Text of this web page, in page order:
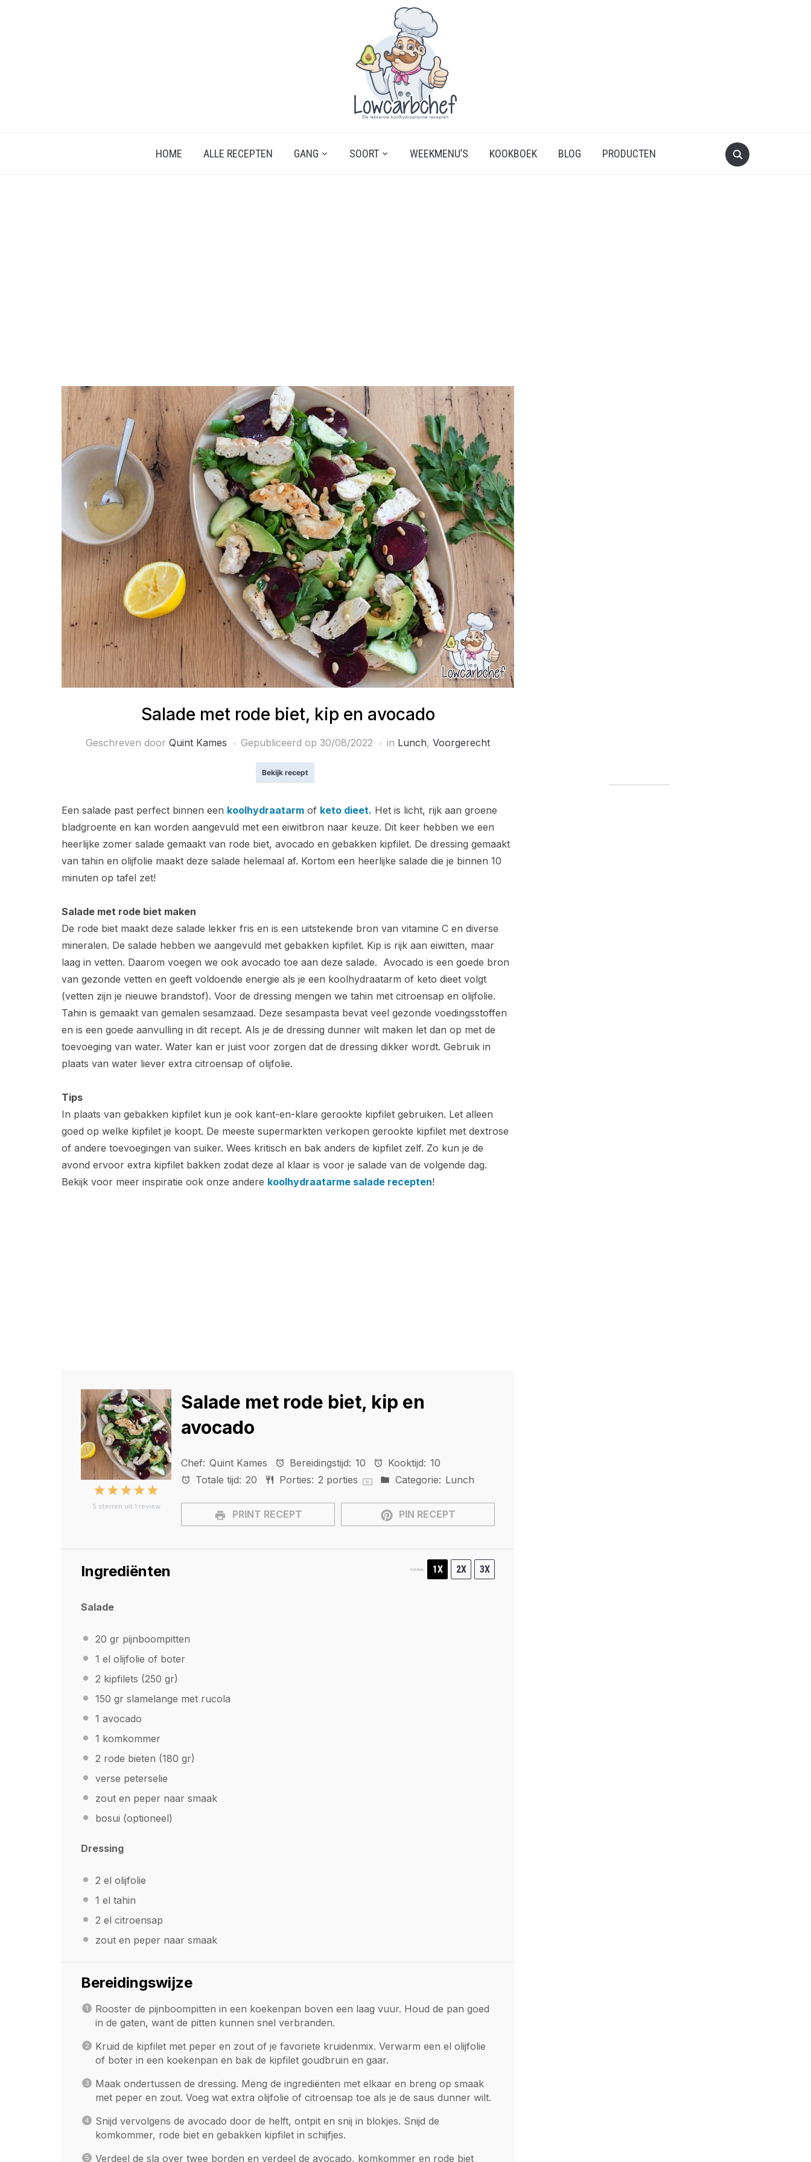
HOME ALLE RECEPTEN GANG SOORT WEEKMENU’S KOOKBOEK BLOG PRODUCTEN
Salade met rode biet, kip en avocado
Geschreven door Quint Kames Gepubliceerd op 30/08/2022 in Lunch, Voorgerecht
Bekijk recept
Een salade past perfect binnen een koolhydraatarm of keto dieet. Het is licht, rijk aan groene
bladgroente en kan worden aangevuld met een eiwitbron naar keuze. Dit keer hebben we een
heerlijke zomer salade gemaakt van rode biet, avocado en gebakken kipfilet. De dressing gemaakt
van tahin en olijfolie maakt deze salade helemaal af. Kortom een heerlijke salade die je binnen 10
minuten op tafel zet!
Salade met rode biet maken
De rode biet maakt deze salade lekker fris en is een uitstekende bron van vitamine C en diverse
mineralen. De salade hebben we aangevuld met gebakken kipfilet. Kip is rijk aan eiwitten, maar
laag in vetten. Daarom voegen we ook avocado toe aan deze salade. Avocado is een goede bron
van gezonde vetten en geeft voldoende energie als je een koolhydraatarm of keto dieet volgt
(vetten zijn je nieuwe brandstof). Voor de dressing mengen we tahin met citroensap en olijfolie.
Tahin is gemaakt van gemalen sesamzaad. Deze sesampasta bevat veel gezonde voedingsstoffen
en is een goede aanvulling in dit recept. Als je de dressing dunner wilt maken let dan op met de
toevoeging van water. Water kan er juist voor zorgen dat de dressing dikker wordt. Gebruik in
plaats van water liever extra citroensap of olijfolie.
Tips
In plaats van gebakken kipfilet kun je ook kant-en-klare gerookte kipfilet gebruiken. Let alleen
goed op welke kipfilet je koopt. De meeste supermarkten verkopen gerookte kipfilet met dextrose
of andere toevoegingen van suiker. Wees kritisch en bak anders de kipfilet zelf. Zo kun je de
avond ervoor extra kipfilet bakken zodat deze al klaar is voor je salade van de volgende dag.
Bekijk voor meer inspiratie ook onze andere koolhydraatarme salade recepten!
Salade met rode biet, kip en
avocado
5
Stars
4
Stars
3
Stars
2
Stars
1
Star
5 sterren uit 1 review
Chef: Quint Kames Bereidingstijd: 10 Kooktijd: 10
Totale tijd: 20 Porties: 2 porties 1x Categorie: Lunch
PRINT RECEPT PIN RECEPT
Ingrediënten SCHAAL 1X 2X 3X
Salade
20 gr pijnboompitten
1 el olijfolie of boter
2 kipfilets (250 gr)
150 gr slamelange met rucola
1 avocado
1 komkommer
2 rode bieten (180 gr)
verse peterselie
zout en peper naar smaak
bosui (optioneel)
Dressing
2 el olijfolie
1 el tahin
2 el citroensap
zout en peper naar smaak
Bereidingswijze
Rooster de pijnboompitten in een koekenpan boven een laag vuur. Houd de pan goed
in de gaten, want de pitten kunnen snel verbranden.
Kruid de kipfilet met peper en zout of je favoriete kruidenmix. Verwarm een el olijfolie
of boter in een koekenpan en bak de kipfilet goudbruin en gaar.
Maak ondertussen de dressing. Meng de ingrediënten met elkaar en breng op smaak
met peper en zout. Voeg wat extra olijfolie of citroensap toe als je de saus dunner wilt.
Snijd vervolgens de avocado door de helft, ontpit en snij in blokjes. Snijd de
komkommer, rode biet en gebakken kipfilet in schijfjes.
Verdeel de sla over twee borden en verdeel de avocado, komkommer en rode biet